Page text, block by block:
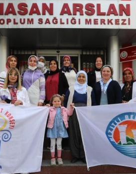
SEZONU AÇTI